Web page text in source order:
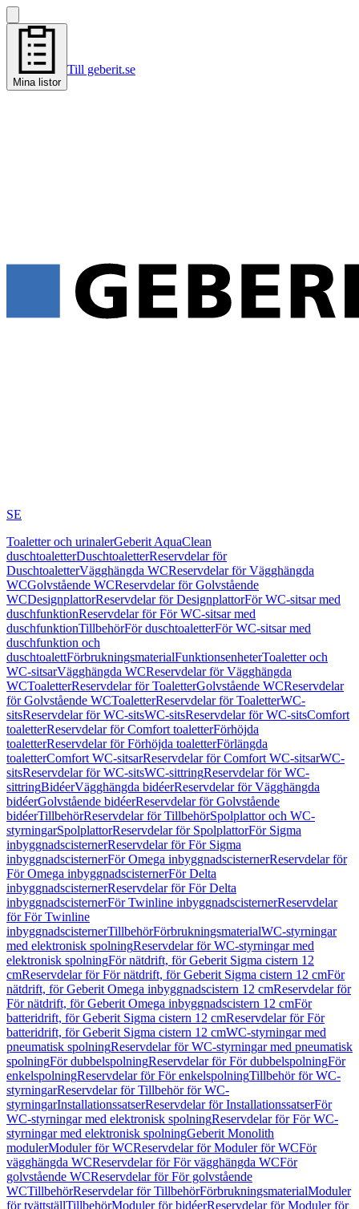
Mina listor
Till geberit.se
SE
Toaletter och urinalerGeberit AquaClean
duschtoaletterDuschtoaletterReservdelar för
DuschtoaletterVägghängda WCReservdelar för Vägghängda
WCGolvstående WCReservdelar för Golvstående
WCDesignplattorReservdelar för DesignplattorFör WC-sitsar med
duschfunktionReservdelar för För WC-sitsar med
duschfunktionTillbehörFör duschtoaletterFör WC-sitsar med
duschfunktion och
duschtoalettFörbrukningsmaterialFunktionsenheterToaletter och
WC-sitsarVägghängda WCReservdelar för Vägghängda
WCToaletterReservdelar för ToaletterGolvstående WCReservdelar
för Golvstående WCToaletterReservdelar för ToaletterWC-
sitsReservdelar för WC-sitsWC-sitsReservdelar för WC-sitsComfort
toaletterReservdelar för Comfort toaletterFörhöjda
toaletterReservdelar för Förhöjda toaletterFörlängda
toaletterComfort WC-sitsarReservdelar för Comfort WC-sitsarWC-
sitsReservdelar för WC-sitsWC-sittringReservdelar för WC-
sittringBidéerVägghängda bidéerReservdelar för Vägghängda
bidéerGolvstående bidéerReservdelar för Golvstående
bidéerTillbehörReservdelar för TillbehörSpolplattor och WC-
styrningarSpolplattorReservdelar för SpolplattorFör Sigma
inbyggnadscisternerReservdelar för För Sigma
inbyggnadscisternerFör Omega inbyggnadscisternerReservdelar för
För Omega inbyggnadscisternerFör Delta
inbyggnadscisternerReservdelar för För Delta
inbyggnadscisternerFör Twinline inbyggnadscisternerReservdelar
för För Twinline
inbyggnadscisternerTillbehörFörbrukningsmaterialWC-styrningar
med elektronisk spolningReservdelar för WC-styrningar med
elektronisk spolningFör nätdrift, för Geberit Sigma cistern 12
cmReservdelar för För nätdrift, för Geberit Sigma cistern 12 cmFör
nätdrift, för Geberit Omega inbyggnadscistern 12 cmReservdelar för
För nätdrift, för Geberit Omega inbyggnadscistern 12 cmFör
batteridrift, för Geberit Sigma cistern 12 cmReservdelar för För
batteridrift, för Geberit Sigma cistern 12 cmWC-styrningar med
pneumatisk spolningReservdelar för WC-styrningar med pneumatisk
spolningFör dubbelspolningReservdelar för För dubbelspolningFör
enkelspolningReservdelar för För enkelspolningTillbehör för WC-
styrningarReservdelar för Tillbehör för WC-
styrningarInstallationssatserReservdelar för InstallationssatserFör
WC-styrningar med elektronisk spolningReservdelar för För WC-
styrningar med elektronisk spolningGeberit Monolith
modulerModuler för WCReservdelar för Moduler för WCFör
vägghängda WCReservdelar för För vägghängda WCFör
golvstående WCReservdelar för För golvstående
WCTillbehörReservdelar för TillbehörFörbrukningsmaterialModuler
för tvättställTillbehörModuler för bidéerReservdelar för Moduler för